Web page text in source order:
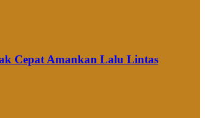
Cepat Amankan Lalu Lintas